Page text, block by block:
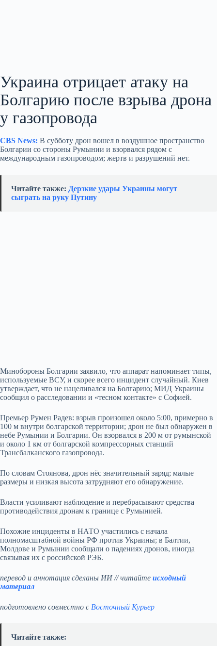
Украина отрицает атаку на
Болгарию после взрыва дрона
у газопровода
CBS News: В субботу дрон вошел в воздушное пространство
Болгарии со стороны Румынии и взорвался рядом с
международным газопроводом; жертв и разрушений нет.
Читайте также: Дерзкие удары Украины могут
сыграть на руку Путину
Минобороны Болгарии заявило, что аппарат напоминает типы,
используемые ВСУ, и скорее всего инцидент случайный. Киев
утверждает, что не нацеливался на Болгарию; МИД Украины
сообщил о расследовании и «тесном контакте» с Софией.
Премьер Румен Радев: взрыв произошел около 5:00, примерно в
100 м внутри болгарской территории; дрон не был обнаружен в
небе Румынии и Болгарии. Он взорвался в 200 м от румынской
и около 1 км от болгарской компрессорных станций
Трансбалканского газопровода.
По словам Стоянова, дрон нёс значительный заряд; малые
размеры и низкая высота затрудняют его обнаружение.
Власти усиливают наблюдение и перебрасывают средства
противодействия дронам к границе с Румынией.
Похожие инциденты в НАТО участились с начала
полномасштабной войны РФ против Украины; в Балтии,
Молдове и Румынии сообщали о падениях дронов, иногда
связывая их с российской РЭБ.
перевод и аннотация сделаны ИИ // читайте исходный
материал
подготовлено совместно с Восточный Курьер
Читайте также: